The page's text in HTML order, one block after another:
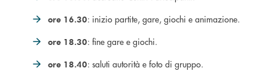
ore 16.30: inizio partite, gare, giochi e animazione.
ore 18.30: fine gare e giochi.
ore 18.40: saluti autorità e foto di gruppo.